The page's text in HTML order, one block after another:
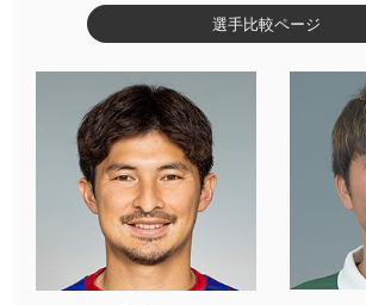
選手比較ページ